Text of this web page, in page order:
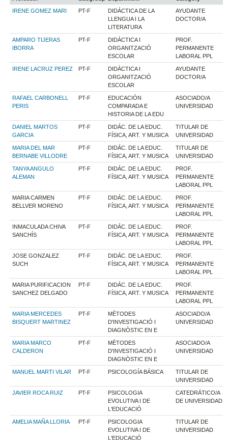
IRENE GOMEZ MARI
PT-F
DIDÁCTICA DE LA
LLENGUA I LA
LITERATURA
AYUDANTE
DOCTOR/A
AMPARO TIJERAS
IBORRA
PT-F
DIDÀCTICA I
ORGANITZACIÓ
ESCOLAR
PROF.
PERMANENTE
LABORAL PPL
IRENE LACRUZ PEREZ PT-F
DIDÀCTICA I
ORGANITZACIÓ
ESCOLAR
AYUDANTE
DOCTOR/A
RAFAEL CARBONELL
PERIS
PT-F
EDUCACIÓN
COMPARADA E
HISTORIA DE LA EDU
ASOCIADO/A
UNIVERSIDAD
DANIEL MARTOS
GARCIA
PT-F
DIDÁC. DE LA EDUC.
FÍSICA, ART. Y MUSICA
TITULAR DE
UNIVERSIDAD
MARIA DEL MAR
BERNABE VILLODRE
PT-F
DIDÁC. DE LA EDUC.
FÍSICA, ART. Y MUSICA
TITULAR DE
UNIVERSIDAD
TANYA ANGULO
ALEMAN
PT-F
DIDÁC. DE LA EDUC.
FÍSICA, ART. Y MUSICA
PROF.
PERMANENTE
LABORAL PPL
MARIA CARMEN
BELLVER MORENO
PT-F
DIDÁC. DE LA EDUC.
FÍSICA, ART. Y MUSICA
PROF.
PERMANENTE
LABORAL PPL
INMACULADA CHIVA
SANCHÍS
PT-F
DIDÁC. DE LA EDUC.
FÍSICA, ART. Y MUSICA
PROF.
PERMANENTE
LABORAL PPL
JOSE GONZALEZ
SUCH
PT-F
DIDÁC. DE LA EDUC.
FÍSICA, ART. Y MUSICA
PROF.
PERMANENTE
LABORAL PPL
MARIA PURIFICACION
SANCHEZ DELGADO
PT-F
DIDÁC. DE LA EDUC.
FÍSICA, ART. Y MUSICA
PROF.
PERMANENTE
LABORAL PPL
MARIA MERCEDES
BISQUERT MARTINEZ
PT-F
MÈTODES
D'INVESTIGACIÓ I
DIAGNÒSTIC EN E
ASOCIADO/A
UNIVERSIDAD
MARIA MARCO
CALDERON
PT-F
MÈTODES
D'INVESTIGACIÓ I
DIAGNÒSTIC EN E
ASOCIADO/A
UNIVERSIDAD
MANUEL MARTI VILAR PT-F PSICOLOGÍA BÁSICA
TITULAR DE
UNIVERSIDAD
JAVIER ROCA RUIZ PT-F
PSICOLOGIA
EVOLUTIVA I DE
L'EDUCACIÓ
CATEDRÁTICO/A
DE UNIVERSIDAD
AMELIA MAÑA LLORIA PT-F
PSICOLOGIA
EVOLUTIVA I DE
L'EDUCACIÓ
TITULAR DE
UNIVERSIDAD